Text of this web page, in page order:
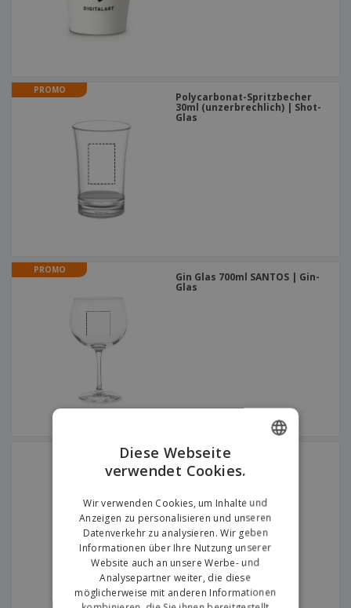
PROMO
Polycarbonat-Spritzbecher
30ml (unzerbrechlich) | Shot-
Glas
PROMO
Gin Glas 700ml SANTOS | Gin-
Glas
Weinglas 190ml SAVOIE
LUMINARC | Weinglas
ENGLISH
Diese Webseite
verwendet Cookies.
Wir verwenden Cookies, um Inhalte und
Anzeigen zu personalisieren und unseren
Datenverkehr zu analysieren. Wir geben
Informationen über Ihre Nutzung unserer
Website auch an unsere Werbe- und
Analysepartner weiter, die diese
möglicherweise mit anderen Informationen